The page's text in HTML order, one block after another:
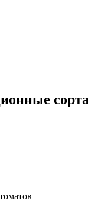
сорта